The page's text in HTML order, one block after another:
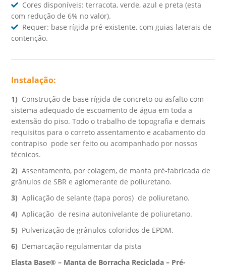
Cores disponíveis: terracota, verde, azul e preta (esta
com redução de 6% no valor).
Requer: base rígida pré-existente, com guias laterais de
contenção.
Instalação:
1) Construção de base rígida de concreto ou asfalto com
sistema adequado de escoamento de água em toda a
extensão do piso. Todo o trabalho de topografia e demais
requisitos para o correto assentamento e acabamento do
contrapiso pode ser feito ou acompanhado por nossos
técnicos.
2) Assentamento, por colagem, de manta pré-fabricada de
grânulos de SBR e aglomerante de poliuretano.
3) Aplicação de selante (tapa poros) de poliuretano.
4) Aplicação de resina autonivelante de poliuretano.
5) Pulverização de grânulos coloridos de EPDM.
6) Demarcação regulamentar da pista
Elasta Base® – Manta de Borracha Reciclada – Pré-